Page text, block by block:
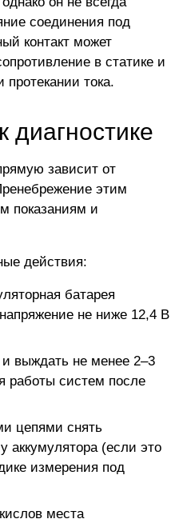
соединения под
контакт может
в статике и
протекании тока.
диагностике
зависит от
этим
показаниям и
действия:
батарея
не ниже 12,4 В
выждать не менее 2–3
работы систем после
цепями снять
аккумулятора (если это
измерения под
места